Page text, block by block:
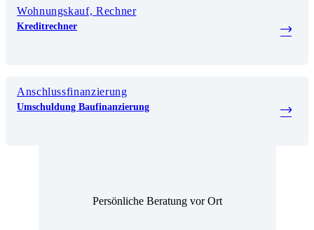
Wohnungskauf, Rechner
Kreditrechner
Anschlussfinanzierung
Umschuldung Baufinanzierung
Persönliche Beratung vor Ort